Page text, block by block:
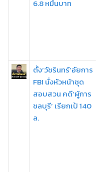
6.8 หมื่นบาท
ตั้ง‘วัชรินทร์’อัยการ
FBI นั่งหัวหน้าชุด
สอบสวน คดี‘ผู้การ
ชลบุรี’ เรียกเป้ 140
ล.